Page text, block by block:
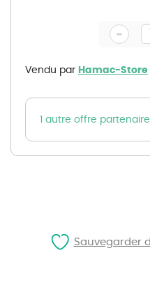
gallery
Vendu par Hamac-Store
-
1 autre offre partenaire
Sauvegarder